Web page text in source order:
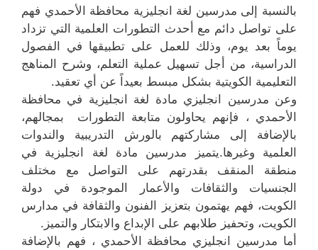
بالنسبة إلى مدرسين لغة انجليزية محافظة الأحمدي فهم
على تواصل دائم مع أحدث التطورات العلمية التي تزداد
يوماً بعد يوم، وذلك للعمل على تطبيقها في الفصول
الدراسية، من أجل تسهيل عملية التعلم، وشرح المناهج
التعليمية الكويتية بشكل مبسط بعيداً عن أي تعقيد.
وعن مدرسين انجليزي مادة لغة انجليزية في محافظة
الأحمدي ، فإنهم يحاولون متابعة التطورات بمجالهم،
بالإضافة إلى مشاركتهم بالورش التدريبية والندوات
العلمية وغيرها.يتميز مدرسين مادة لغة انجليزية في
منطقة المنقف بقدرتهم على التواصل مع مختلف
الجنسيات والثقافات والأعمار الموجودة في دولة
الكويت، فهم يهتمون بتعزيز الفنون والثقافة في مدارس
الكويت، وتحفيز طلابهم على الإبداع والابتكار والتميز.
أما مدرسين انجليزي محافظة الأحمدي ، فهم بالإضافة